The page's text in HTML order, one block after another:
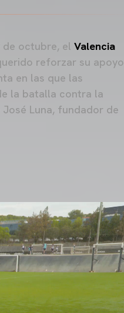
de octubre, el Valencia
reforzar su apoyo
en las que las
la batalla contra la
Luna, fundador de